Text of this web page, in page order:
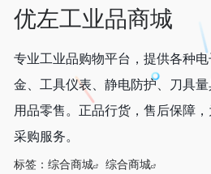
优左工业品商城
专业工业品购物平台，提供各种
金、工具仪表、静电防护、刀具
用品零售。正品行货，售后保障
采购服务。
标签： 综合商城
综合商城